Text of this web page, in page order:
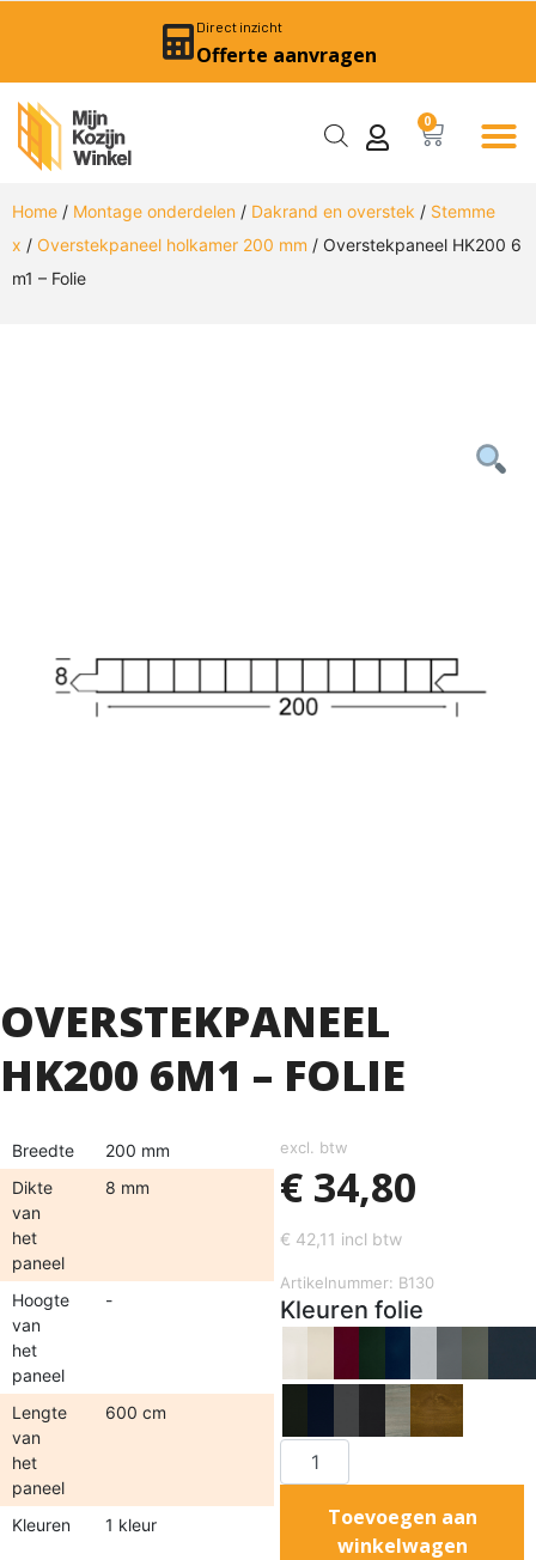
Direct inzicht
Offerte aanvragen
0
Home / Montage onderdelen / Dakrand en overstek / Stemme
x / Overstekpaneel holkamer 200 mm / Overstekpaneel HK200 6
m1 – Folie
OVERSTEKPANEEL
HK200 6M1 – FOLIE
Breedte
200 mm
Dikte
van
het
paneel
8 mm
Hoogte
van
het
paneel
-
Lengte
van
het
paneel
600 cm
Kleuren 1 kleur
excl. btw
€ 34,80
€ 42,11 incl btw
Artikelnummer: B130
Kleuren folie
Toevoegen aan
winkelwagen